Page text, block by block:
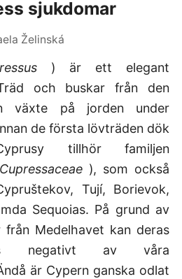
sjukdomar
Želinská
) är ett elegant
och buskar från den
växte på jorden under
de första lövträden dök
tillhör familjen
Cupressaceae), som också
Tují, Borievok,
Sequoias. På grund av
Medelhavet kan deras
negativt av våra
är Cypern ganska odlat